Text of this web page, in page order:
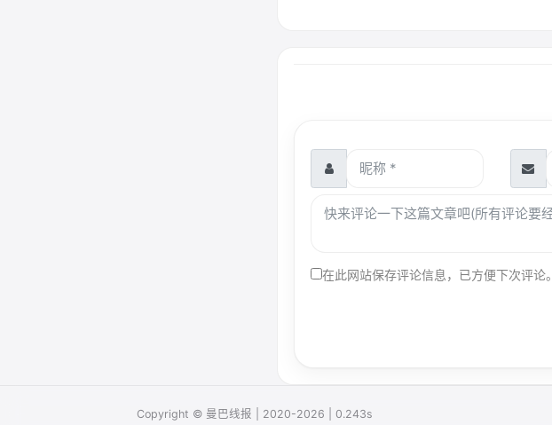
在此网站保存评论信息，已方便下次评论。
Copyright © 曼巴线报 | 2020-2026 | 0.243s